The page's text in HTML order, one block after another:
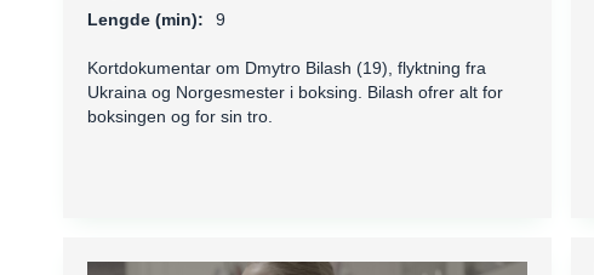
Lengde (min):
9
Kortdokumentar om Dmytro Bilash (19), flyktning fra
Ukraina og Norgesmester i boksing. Bilash ofrer alt for
boksingen og for sin tro.